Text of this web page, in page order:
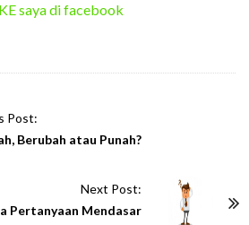
saya di facebook
Post:
Berubah atau Punah?
Next Post:
Pertanyaan Mendasar